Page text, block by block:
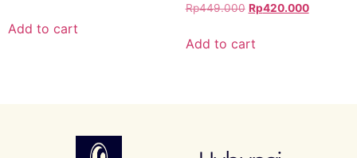
Add to cart
Rp449.000 Rp420.000
Add to cart